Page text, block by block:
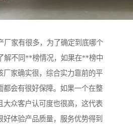
厂家有很多，为了确定到底哪个
解不同**榜情况，如果在**榜中
厂家确实很，综合实力靠前的平
都会有很好保障。如果一个在整
大众客户认可度也很高，这代表
好体验产品质量，服务优势得到